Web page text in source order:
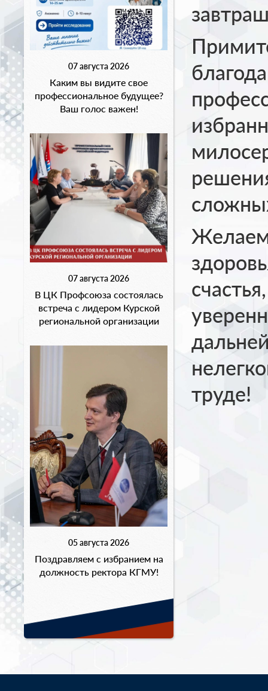
07 августа 2026
Каким вы видите свое
профессиональное будущее?
Ваш голос важен!
07 августа 2026
В ЦК Профсоюза состоялась
встреча с лидером Курской
региональной организации
05 августа 2026
Поздравляем с избранием на
должность ректора КГМУ!
Желаем
труде!